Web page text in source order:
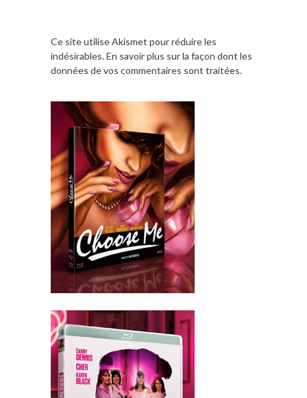
Ce site utilise Akismet pour réduire les
indésirables.En savoir plus sur la façon dont les
données de vos commentaires sont traitées.